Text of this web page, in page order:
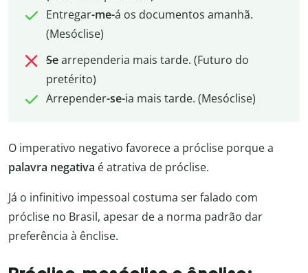
Entregar-me-á os documentos amanhã.
(Mesóclise)
Searrependeria mais tarde. (Futuro do
pretérito)
Arrepender-se-ia mais tarde. (Mesóclise)
O imperativo negativo favorece a próclise porque a
palavra negativa é atrativa de próclise.
Já o infinitivo impessoal costuma ser falado com
próclise no Brasil, apesar de a norma padrão dar
preferência à ênclise.